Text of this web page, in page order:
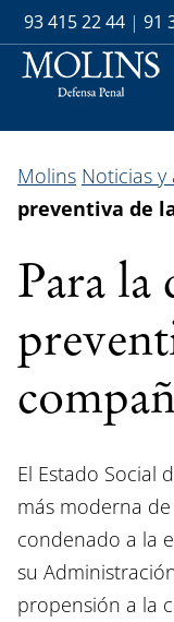
93 415 22 44 | 91
Molins Noticias
preventiva de
Para la
El Estado Social
más moderna
condenado a la
su
propensión a la